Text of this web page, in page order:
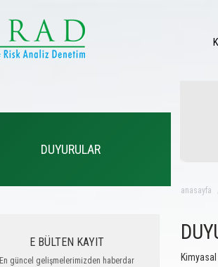
DUYURULAR
E BÜLTEN KAYIT
En güncel gelişmelerimizden haberdar
anasayfa